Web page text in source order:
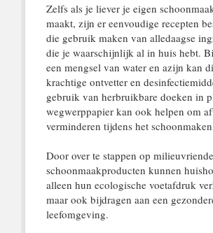
Zelfs als je liever je eigen
maakt, zijn er eenvoudige recepten
die gebruik maken van alledaagse
die je waarschijnlijk al in huis hebt.
een mengsel van water en azijn kan
krachtige ontvetter en
gebruik van herbruikbare doeken in
wegwerppapier kan ook helpen om
verminderen tijdens het
Door over te stappen op
schoonmaakproducten kunnen
alleen hun ecologische voetafdruk
maar ook bijdragen aan een
leefomgeving.